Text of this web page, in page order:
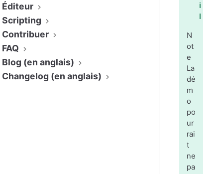
Éditeur
Scripting
Contribuer
FAQ
Blog (en anglais)
Changelog (en anglais)
i
l
N
ot
e
La
dé
m
o
po
ur
rai
t
ne
pa